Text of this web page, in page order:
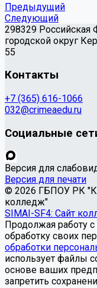
Предыдущий
Следующий
298329
городской округ
55
Контакты
+7 (365) 616-1066
032@crimeaedu.ru
Социальные
Версия для
Версия для печати
© 2026 ГБПОУ РК
колледж"
SIMAI-SF4: Сайт
Продолжая работу
обработку своих
обработки
использует файлы
основе ваших
запретить